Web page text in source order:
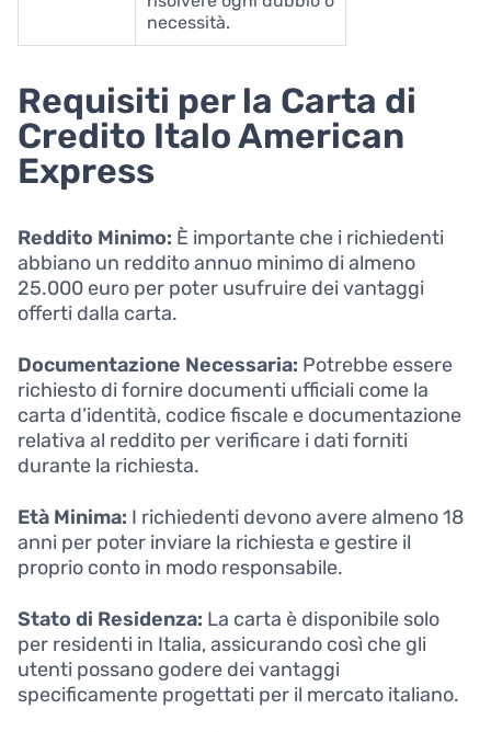
necessità.
Requisiti per la Carta di
Credito Italo American
Express
Reddito Minimo: È importante che i richiedenti
abbiano un reddito annuo minimo di almeno
25.000 euro per poter usufruire dei vantaggi
offerti dalla carta.
Documentazione Necessaria: Potrebbe essere
richiesto di fornire documenti ufficiali come la
carta d’identità, codice fiscale e documentazione
relativa al reddito per verificare i dati forniti
durante la richiesta.
Età Minima: I richiedenti devono avere almeno 18
anni per poter inviare la richiesta e gestire il
proprio conto in modo responsabile.
Stato di Residenza: La carta è disponibile solo
per residenti in Italia, assicurando così che gli
utenti possano godere dei vantaggi
specificamente progettati per il mercato italiano.